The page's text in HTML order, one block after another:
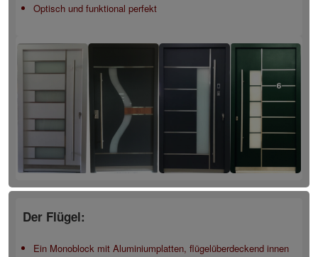
Optisch und funktional perfekt
Der Flügel:
Ein Monoblock mit Aluminiumplatten, flügelüberdeckend innen